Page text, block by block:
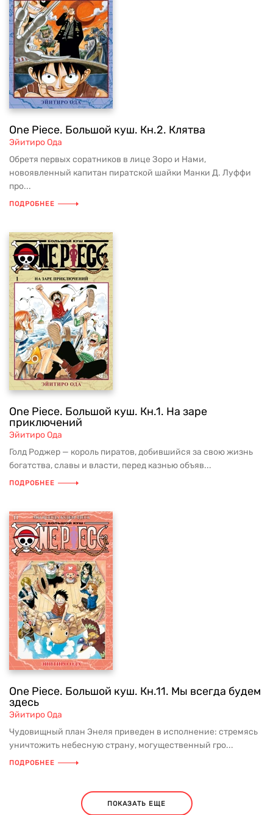
One Piece. Большой куш. Кн.2. Клятва
Эйитиро Ода
Обретя первых соратников в лице Зоро и Нами,
новоявленный капитан пиратской шайки Манки Д. Луффи
про...
ПОДРОБНЕЕ
One Piece. Большой куш. Кн.1. На заре
приключений
Эйитиро Ода
Голд Роджер — король пиратов, добившийся за свою жизнь
богатства, славы и власти, перед казнью объяв...
ПОДРОБНЕЕ
One Piece. Большой куш. Кн.11. Мы всегда будем
здесь
Эйитиро Ода
Чудовищный план Энеля приведен в исполнение: стремясь
уничтожить небесную страну, могущественный гро...
ПОДРОБНЕЕ
ПОКАЗАТЬ ЕЩЕ